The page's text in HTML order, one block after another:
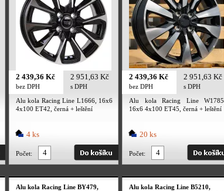
2 439,36 Kč
bez DPH
2 951,63 Kč
s DPH
Alu kola Racing Line L1666, 16x6
4x100 ET42, černá + leštění
4 ks
Počet:
2 439,36 Kč
bez DPH
2 951,63 Kč
s DPH
Alu kola Racing Line W1785,
16x6 4x100 ET45, černá + leštění
20 ks
Počet:
Alu kola Racing Line BY479,
Alu kola Racing Line B5210,